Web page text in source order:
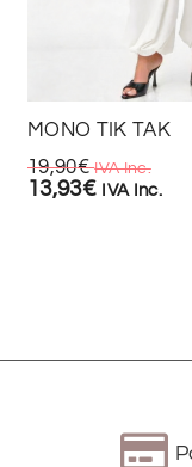
MONO TIK TAK
19,90€ IVA Inc.
13,93€ IVA Inc.